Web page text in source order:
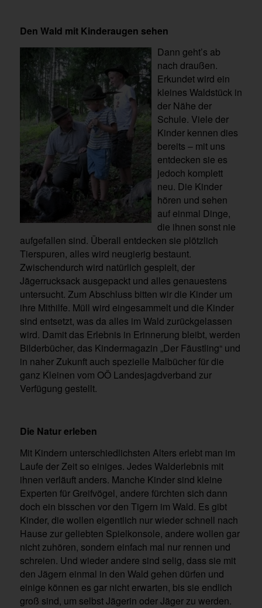
Den Wald mit Kinderaugen sehen
Dann geht’s ab
nach draußen.
Erkundet wird ein
kleines Waldstück in
der Nähe der
Schule. Viele der
Kinder kennen dies
bereits – mit uns
entdecken sie es
jedoch komplett
neu. Die Kinder
hören und sehen
auf einmal Dinge,
die ihnen sonst nie
aufgefallen sind. Überall entdecken sie plötzlich
Tierspuren, alles wird neugierig bestaunt.
Zwischendurch wird natürlich gespielt, der
Jägerrucksack ausgepackt und alles genauestens
untersucht. Zum Abschluss bitten wir die Kinder um
ihre Mithilfe. Müll wird eingesammelt und die Kinder
sind entsetzt, was da alles im Wald zurückgelassen
wird. Damit das Erlebnis in Erinnerung bleibt, werden
Bilderbücher, das Kindermagazin „Der Fäustling“ und
in naher Zukunft auch spezielle Malbücher für die
ganz Kleinen vom OÖ Landesjagdverband zur
Verfügung gestellt.
Die Natur erleben
Mit Kindern unterschiedlichsten Alters erlebt man im
Laufe der Zeit so einiges. Jedes Walderlebnis mit
ihnen verläuft anders. Manche Kinder sind kleine
Experten für Greifvögel, andere fürchten sich dann
doch ein bisschen vor den Tigern im Wald. Es gibt
Kinder, die wollen eigentlich nur wieder schnell nach
Hause zur geliebten Spielkonsole, andere wollen gar
nicht zuhören, sondern einfach mal nur rennen und
schreien. Und wieder andere sind selig, dass sie mit
den Jägern einmal in den Wald gehen dürfen und
einige können es gar nicht erwarten, bis sie endlich
groß sind, um selbst Jägerin oder Jäger zu werden.